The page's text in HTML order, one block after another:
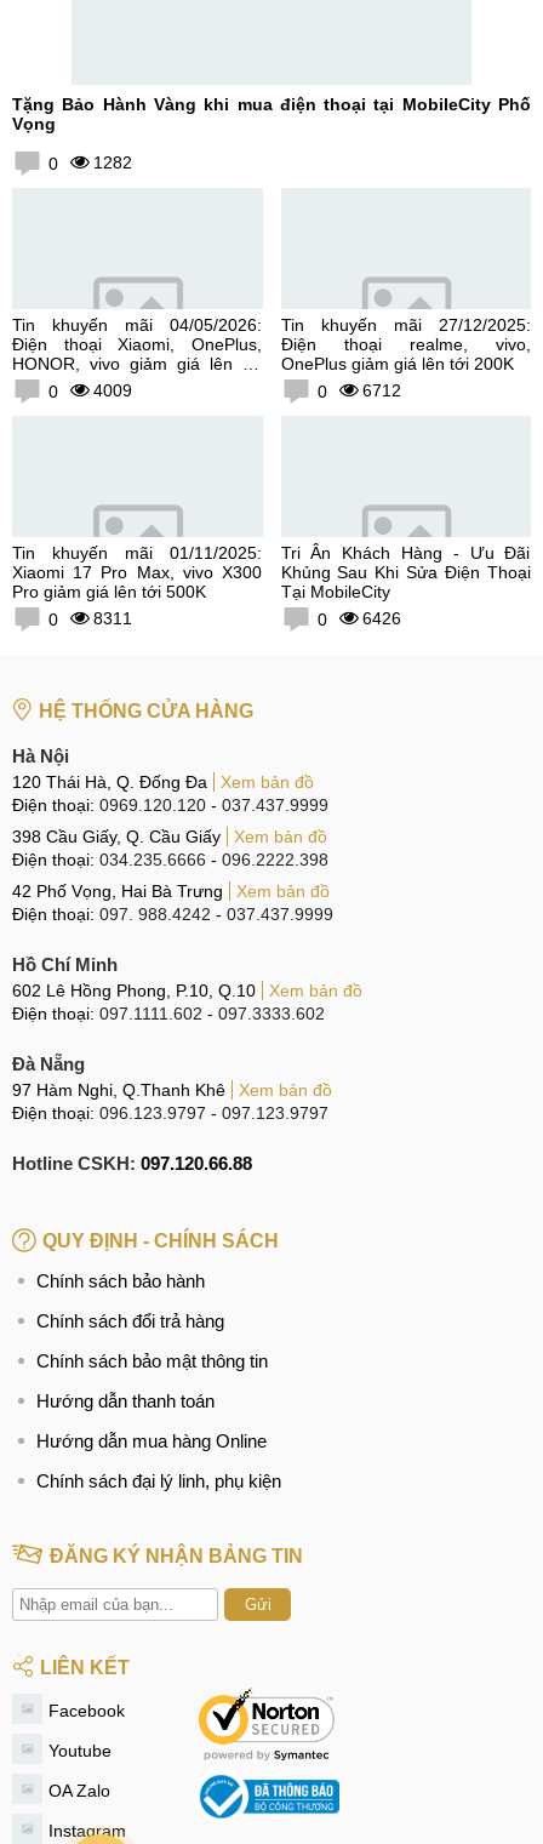
Tặng Bảo Hành Vàng khi mua điện thoại tại MobileCity Phố
Vọng
0 1282
Tin khuyến mãi 04/05/2026:
Điện thoại Xiaomi, OnePlus,
HONOR, vivo giảm giá lên tới
300K0 4009
Tin khuyến mãi 27/12/2025:
Điện thoại realme, vivo,
OnePlus giảm giá lên tới 200K
0
6712
Tin khuyến mãi 01/11/2025:
Xiaomi 17 Pro Max, vivo X300
Pro giảm giá lên tới 500K
0
8311
Tri Ân Khách Hàng - Ưu Đãi
Khủng Sau Khi Sửa Điện Thoại
Tại MobileCity
0
6426
HỆ THỐNG CỬA HÀNG
Hà Nội
120 Thái Hà, Q. Đống Đa
Xem bản đồ
Điện thoại: 0969.120.120 - 037.437.9999
398 Cầu Giấy, Q. Cầu Giấy
Xem bản đồ
Điện thoại: 034.235.6666 - 096.2222.398
42 Phố Vọng, Hai Bà Trưng
Xem bản đồ
Điện thoại: 097. 988.4242 - 037.437.9999
Hồ Chí Minh
602 Lê Hồng Phong, P.10, Q.10
Xem bản đồ
Điện thoại: 097.1111.602 - 097.3333.602
Đà Nẵng
97 Hàm Nghi, Q.Thanh Khê
Xem bản đồ
Điện thoại: 096.123.9797 - 097.123.9797
Hotline CSKH: 097.120.66.88
QUY ĐỊNH - CHÍNH SÁCH
Chính sách bảo hành
Chính sách đổi trả hàng
Chính sách bảo mật thông tin
Hướng dẫn thanh toán
Hướng dẫn mua hàng Online
Chính sách đại lý linh, phụ kiện
ĐĂNG KÝ NHẬN BẢNG TIN
Gửi
LIÊN KẾT
Facebook
Youtube
OA Zalo
Instagram